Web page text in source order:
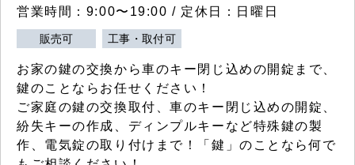
営業時間：9:00〜19:00 / 定休日：日曜日
販売可 工事・取付可
お家の鍵の交換から車のキー閉じ込めの開錠まで、
鍵のことならお任せください！
ご家庭の鍵の交換取付、車のキー閉じ込めの開錠、
紛失キーの作成、ディンプルキーなど特殊鍵の製
作、電気錠の取り付けまで！「鍵」のことなら何で